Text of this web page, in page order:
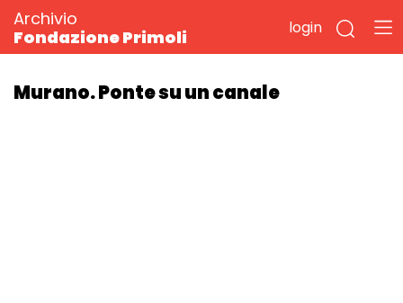
Archivio
Fondazione Primoli
login
Murano. Ponte su un canale